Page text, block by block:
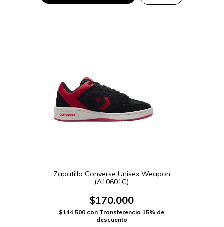
Zapatilla Converse Unisex Weapon
(A10601C)
$170.000
$144.500 con Transferencia 15% de
descuento